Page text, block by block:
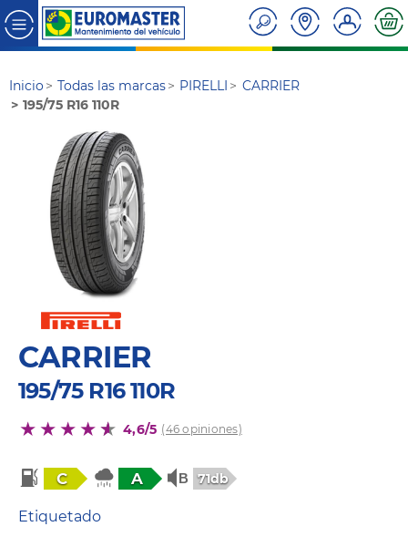
Inicio Todas las marcas PIRELLI
CARRIER
195/75 R16 110R
CARRIER
195/75 R16 110R
4,6/5 (46 opiniones)
C A 71db
Etiquetado